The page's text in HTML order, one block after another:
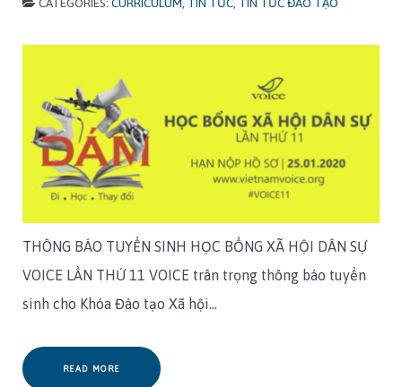
THÔNG BÁO TUYỂN SINH HỌC BỔNG XÃ HỘI DÂN SỰ
VOICE LẦN THỨ 11 VOICE trân trọng thông báo tuyển
sinh cho Khóa Đào tạo Xã hội…
READ MORE